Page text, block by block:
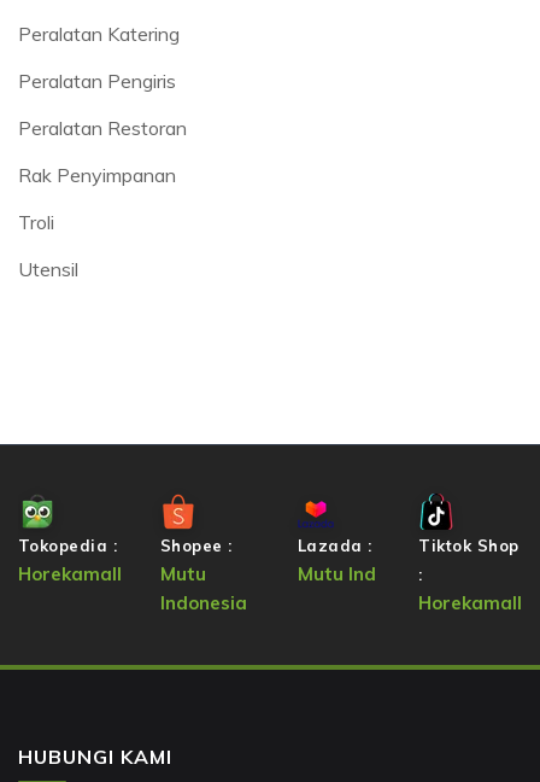
Peralatan Katering
Peralatan Pengiris
Peralatan Restoran
Rak Penyimpanan
Troli
Utensil
Tokopedia :
Horekamall
Shopee :
Mutu
Indonesia
Lazada :
Mutu Ind
Tiktok Shop
:
Horekamall
HUBUNGI KAMI